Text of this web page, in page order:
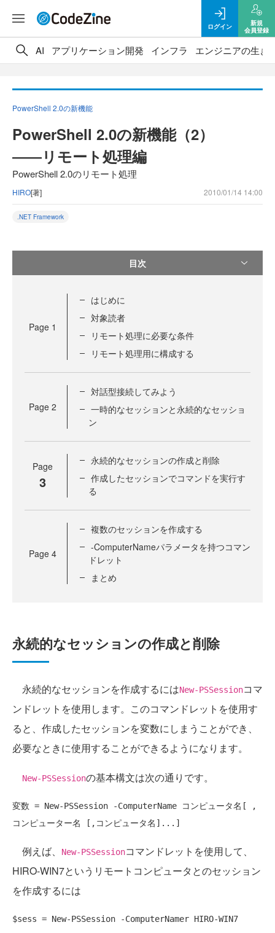
ログイン
新規
会員登録
AI アプリケーション開発 インフラ エンジニアの生き
PowerShell 2.0の新機能
PowerShell 2.0の新機能（2）
――リモート処理編
PowerShell 2.0のリモート処理
HIRO[著] 2010/01/14 14:00
.NET Framework
目次
Page 1
はじめに
対象読者
リモート処理に必要な条件
リモート処理用に構成する
Page 2
対話型接続してみよう
一時的なセッションと永続的なセッショ
ン
Page
3
永続的なセッションの作成と削除
作成したセッションでコマンドを実行す
る
Page 4
複数のセッションを作成する
-ComputerNameパラメータを持つコマン
ドレット
まとめ
永続的なセッションの作成と削除
永続的なセッションを作成するにはNew-PSSessionコマ
ンドレットを使用します。このコマンドレットを使用す
ると、作成したセッションを変数にしまうことができ、
必要なときに使用することができるようになります。
New-PSSessionの基本構文は次の通りです。
変数 = New-PSSession -ComputerName コンピュータ名[ ,
コンピューター名 [,コンピュータ名]...]
例えば、 New-PSSessionコマンドレットを使用して、
HIRO-WIN7というリモートコンピュータとのセッション
を作成するには
$sess = New-PSSession -ComputerNamer HIRO-WIN7